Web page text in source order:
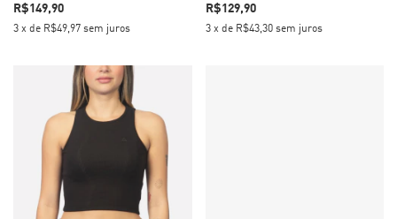
R$149,90
3 x de R$49,97 sem juros
R$129,90
3 x de R$43,30 sem juros